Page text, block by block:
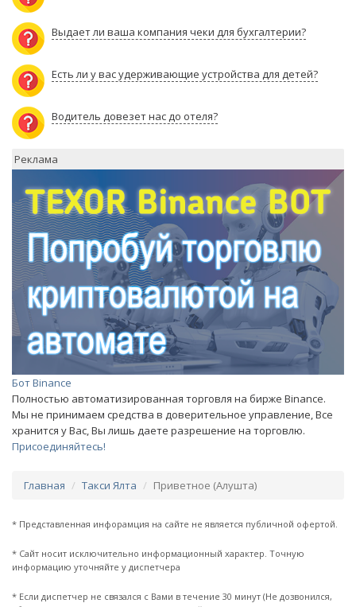
Выдает ли ваша компания чеки для бухгалтерии?
Есть ли у вас удерживающие устройства для детей?
Водитель довезет нас до отеля?
Реклама
Бот Binance
Полностью автоматизированная торговля на бирже Binance.
Мы не принимаем средства в доверительное управление, Все
хранится у Вас, Вы лишь даете разрешение на торговлю.
Присоединяйтесь!
Главная Такси Ялта Приветное (Алушта)
* Представленная инфорамция на сайте не является публичной офертой.
* Сайт носит исключительно информационный характер. Точную
информацию уточняйте у диспетчера
* Если диспетчер не связался с Вами в течение 30 минут (Не дозвонился,